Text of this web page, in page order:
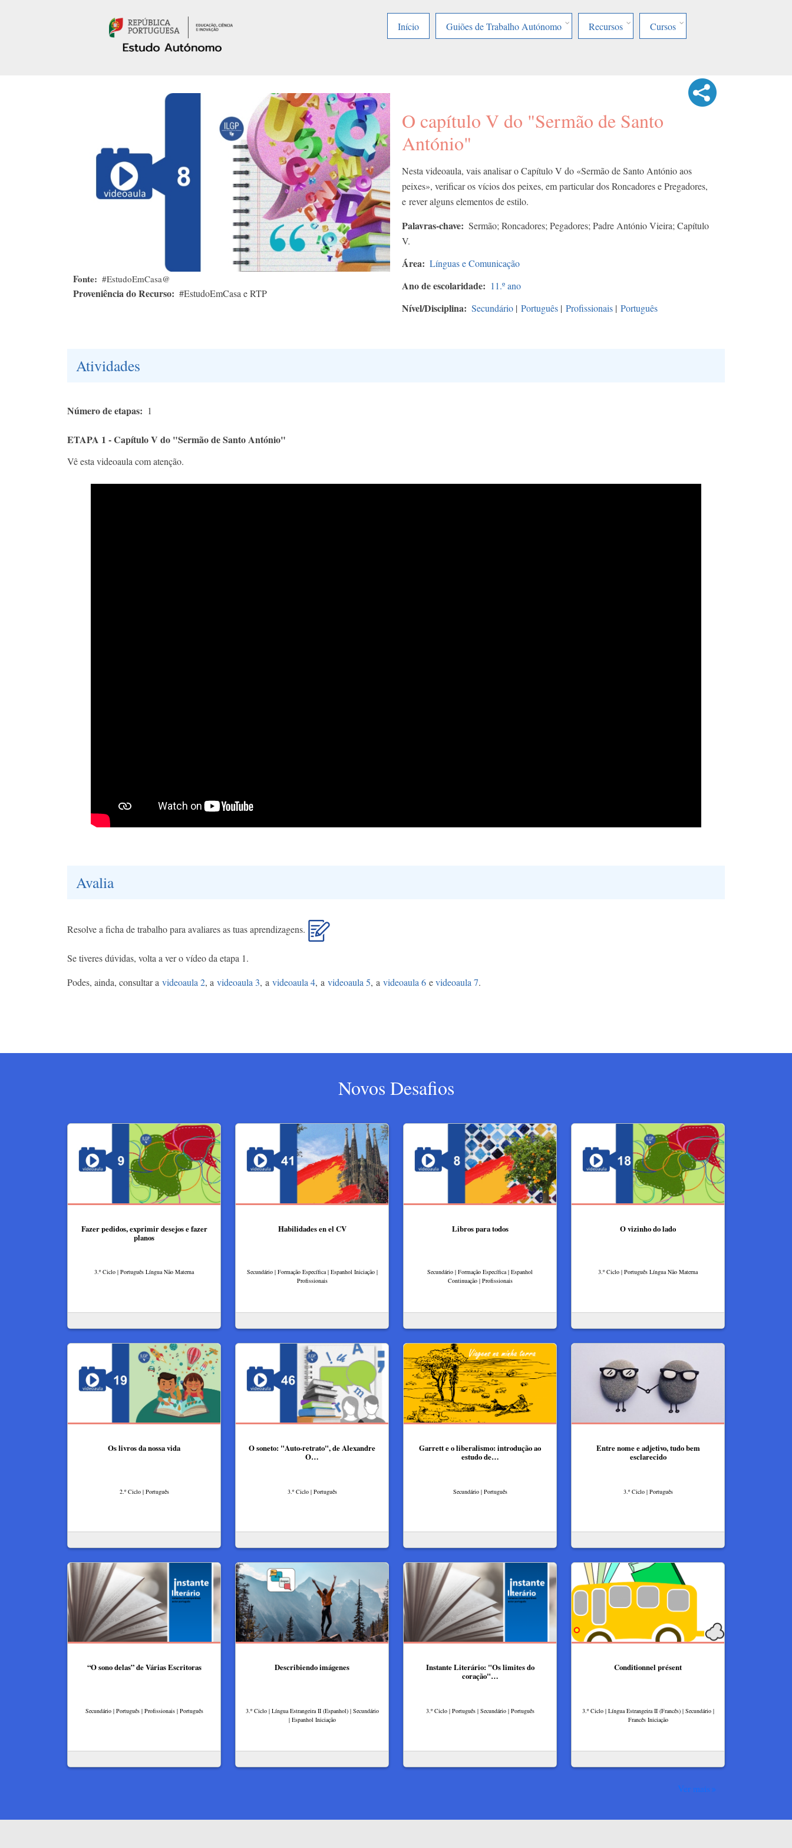
Início
Guiões de Trabalho Autónomo Recursos Cursos
Fonte #EstudoEmCasa@
Proveniência do Recurso #EstudoEmCasa e RTP
O capítulo V do "Sermão de Santo
António"
Nesta videoaula, vais analisar o Capítulo V do «Sermão de Santo António aos
peixes», verificar os vícios dos peixes, em particular dos Roncadores e Pregadores,
e rever alguns elementos de estilo.
Palavras-chave
Sermão; Roncadores; Pegadores; Padre António Vieira; Capítulo
V.
Área Línguas e Comunicação
Ano de escolaridade 11.º ano
Nível/Disciplina Secundário | Português | Profissionais | Português
Atividades
Número de etapas 1
ETAPA 1 - Capítulo V do "Sermão de Santo António"
Vê esta videoaula com atenção.
Avalia
Resolve a ficha de trabalho para avaliares as tuas aprendizagens.
Se tiveres dúvidas, volta a ver o vídeo da etapa 1.
Podes, ainda, consultar a videoaula 2, a videoaula 3, a videoaula 4, a videoaula 5, a videoaula 6 evideoaula 7.
Novos Desafios
Fazer pedidos, exprimir desejos e fazer
planos
3.º Ciclo | Português Língua Não Materna
Habilidades en el CV
Secundário | Formação Específica | Espanhol Iniciação |
Profissionais
Libros para todos
Secundário | Formação Específica | Espanhol
Continuação | Profissionais
O vizinho do lado
3.º Ciclo | Português Língua Não Materna
Os livros da nossa vida
2.º Ciclo | Português
O soneto: "Auto-retrato", de Alexandre
O…
3.º Ciclo | Português
Garrett e o liberalismo: introdução ao
estudo de…
Secundário | Português
Entre nome e adjetivo, tudo bem
esclarecido
3.º Ciclo | Português
“O sono delas” de Várias Escritoras
Secundário | Português | Profissionais | Português
Describiendo imágenes
3.º Ciclo | Língua Estrangeira II (Espanhol) | Secundário
| Espanhol Iniciação
Instante Literário: "Os limites do
coração"…
3.º Ciclo | Português | Secundário | Português
Conditionnel présent
3.º Ciclo | Língua Estrangeira II (Francês) | Secundário |
Francês Iniciação
Ver mais